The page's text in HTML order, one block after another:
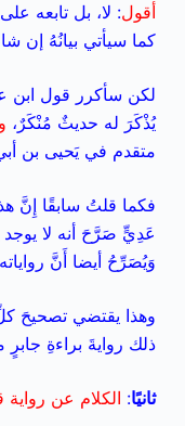
أقول: لا، بل تابعه
كما سيأتي بيانُهُ إن
لكن سأكرر قول
يُذْكَرَ له حديثٌ مُنْكَرٌ،
متقدم في يَحيى بن
فكما قلتُ سابقًا إِنَّ
عَدِيٍّ صَرَّحَ أنه لا
وَيُصَرِّحُ أيضا أَنَّ
وهذا يقتضي تصحيحَ
ذلك روايةَ براءةِ جابرٍ
ثانيًا: الكلام عن